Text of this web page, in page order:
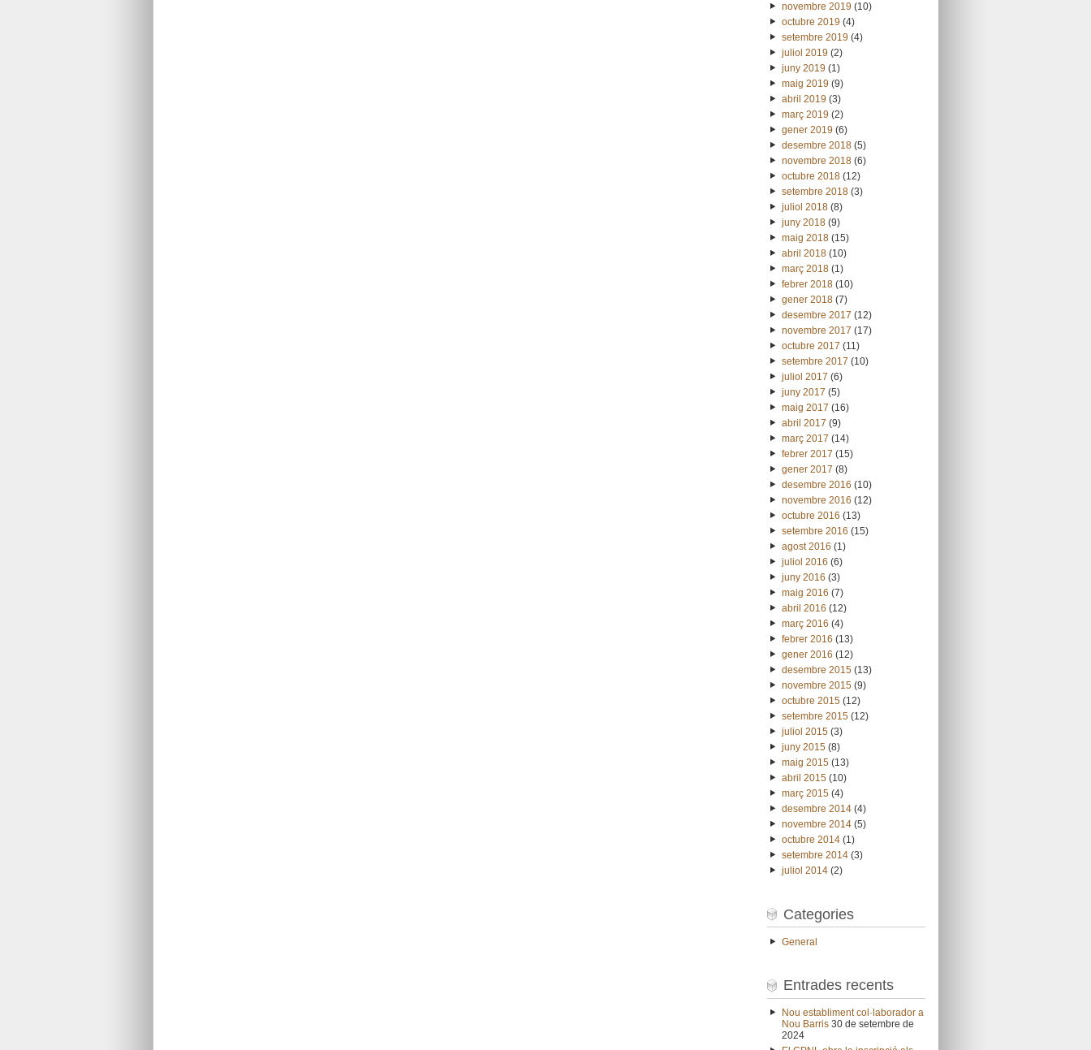
novembre 2019 (10)
octubre 2019 (4)
setembre 2019 (4)
juliol 2019 (2)
juny 2019 (1)
maig 2019 (9)
abril 2019 (3)
març 2019 (2)
gener 2019 (6)
desembre 2018(5)
novembre 2018(6)
octubre 2018(12)
setembre 2018(3)
juliol 2018(8)
juny 2018(9)
maig 2018(15)
abril 2018(10)
març 2018(1)
febrer 2018(10)
gener 2018(7)
desembre 2017 (12)
novembre 2017 (17)
octubre 2017 (11)
setembre 2017 (10)
juliol 2017 (6)
juny 2017 (5)
maig 2017 (16)
abril 2017 (9)
març 2017 (14)
febrer 2017 (15)
gener 2017 (8)
desembre 2016 (10)
novembre 2016 (12)
octubre 2016 (13)
setembre 2016 (15)
agost 2016 (1)
juliol 2016 (6)
juny 2016 (3)
maig 2016 (7)
abril 2016 (12)
març 2016 (4)
febrer 2016 (13)
gener 2016 (12)
desembre 2015(13)
novembre 2015(9)
octubre 2015(12)
setembre 2015(12)
juliol 2015(3)
juny 2015(8)
maig 2015(13)
abril 2015(10)
març 2015(4)
desembre 2014(4)
novembre 2014(5)
octubre 2014(1)
setembre 2014(3)
juliol 2014(2)
Categories
General
Entrades recents
Nou establiment col·laborador a
Nou Barris 30 de setembre de
2024